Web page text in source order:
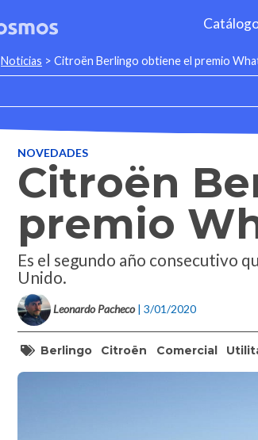
Noticias > Citroën Berlingo obtiene el premio
NOVEDADES
Citroën
premio
Es el segundo año consecutivo
Unido.
Leonardo Pacheco | 3/01/2020
Berlingo Citroën Comercial